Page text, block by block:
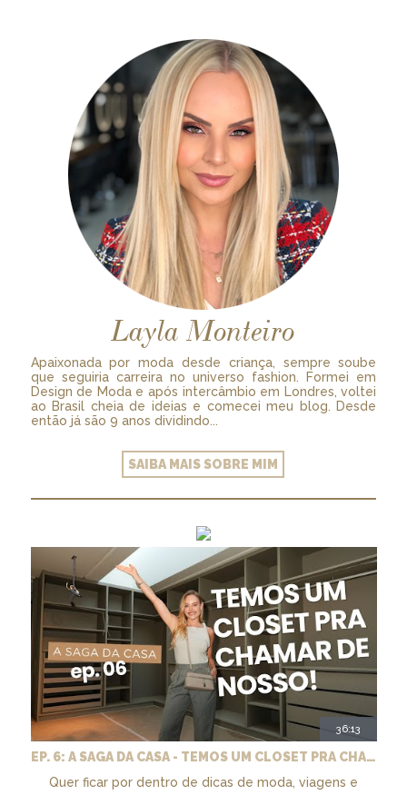
Layla Monteiro
Apaixonada por moda desde criança, sempre soube
que seguiria carreira no universo fashion. Formei em
Design de Moda e após intercâmbio em Londres, voltei
ao Brasil cheia de ideias e comecei meu blog. Desde
então já são 9 anos dividindo...
SAIBA MAIS SOBRE MIM
36:13
EP. 6: A SAGA DA CASA - TEMOS UM CLOSET PRA CHAMAR DE NOSSO + MARCENARIA E PAISAGISMO
Quer ficar por dentro de dicas de moda, viagens e